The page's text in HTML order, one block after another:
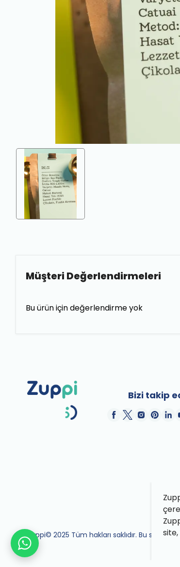
Müşteri Değerlendirmeleri
Bu ürün için değerlendirme yok
Bizi takip
Zuppi© 2025 Tüm hakları saklıdır. Bu site